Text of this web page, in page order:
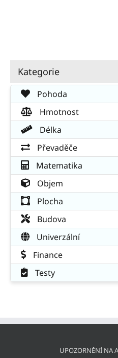
Kategorie
Pohoda
Hmotnost
Délka
Převaděče
Matematika
Objem
Plocha
Budova
Univerzální
Finance
Testy
UPOZORNĚNÍ NA